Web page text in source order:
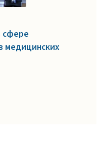
сфере
медицинских